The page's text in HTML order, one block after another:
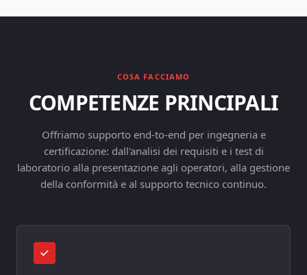
COSA FACCIAMO
COMPETENZE PRINCIPALI
Offriamo supporto end-to-end per ingegneria e
certificazione: dall'analisi dei requisiti e i test di
laboratorio alla presentazione agli operatori, alla gestione
della conformità e al supporto tecnico continuo.